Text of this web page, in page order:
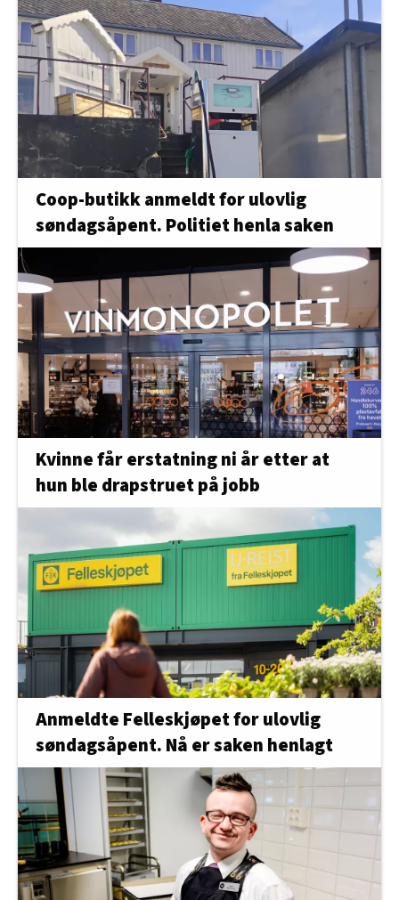
Coop-butikk anmeldt for ulovlig
søndagsåpent. Politiet henla saken
Kvinne får erstatning ni år etter at
hun ble drapstruet på jobb
Anmeldte Felleskjøpet for ulovlig
søndagsåpent. Nå er saken henlagt